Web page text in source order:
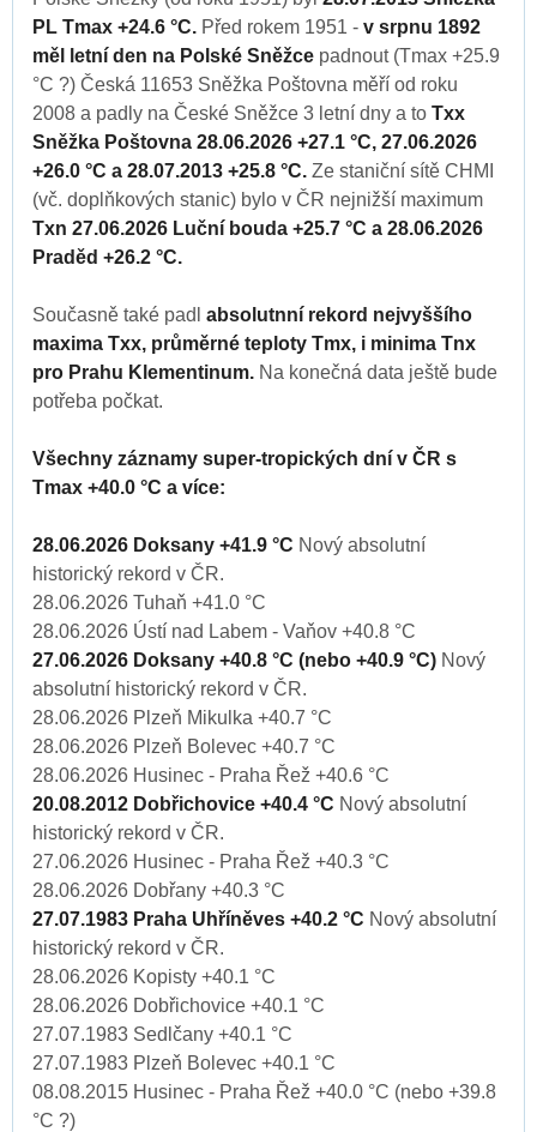
PL Tmax +24.6 °C. Před rokem 1951 - v srpnu 1892
měl letní den na Polské Sněžce padnout (Tmax +25.9
°C ?) Česká 11653 Sněžka Poštovna měří od roku
2008 a padly na České Sněžce 3 letní dny a to Txx
Sněžka Poštovna 28.06.2026 +27.1 °C, 27.06.2026
+26.0 °C a 28.07.2013 +25.8 °C. Ze staniční sítě CHMI
(vč. doplňkových stanic) bylo v ČR nejnižší maximum
Txn 27.06.2026 Luční bouda +25.7 °C a 28.06.2026
Praděd +26.2 °C.
Současně také padl absolutnní rekord nejvyššího
maxima Txx, průměrné teploty Tmx, i minima Tnx
pro Prahu Klementinum. Na konečná data ještě bude
potřeba počkat.
Všechny záznamy super-tropických dní v ČR s
Tmax +40.0 °C a více:
28.06.2026 Doksany +41.9 °C Nový absolutní
historický rekord v ČR.
28.06.2026 Tuhaň +41.0 °C
28.06.2026 Ústí nad Labem - Vaňov +40.8 °C
27.06.2026 Doksany +40.8 °C (nebo +40.9 °C) Nový
absolutní historický rekord v ČR.
28.06.2026 Plzeň Mikulka +40.7 °C
28.06.2026 Plzeň Bolevec +40.7 °C
28.06.2026 Husinec - Praha Řež +40.6 °C
20.08.2012 Dobřichovice +40.4 °C Nový absolutní
historický rekord v ČR.
27.06.2026 Husinec - Praha Řež +40.3 °C
28.06.2026 Dobřany +40.3 °C
27.07.1983 Praha Uhříněves +40.2 °C Nový absolutní
historický rekord v ČR.
28.06.2026 Kopisty +40.1 °C
28.06.2026 Dobřichovice +40.1 °C
27.07.1983 Sedlčany +40.1 °C
27.07.1983 Plzeň Bolevec +40.1 °C
08.08.2015 Husinec - Praha Řež +40.0 °C (nebo +39.8
°C ?)